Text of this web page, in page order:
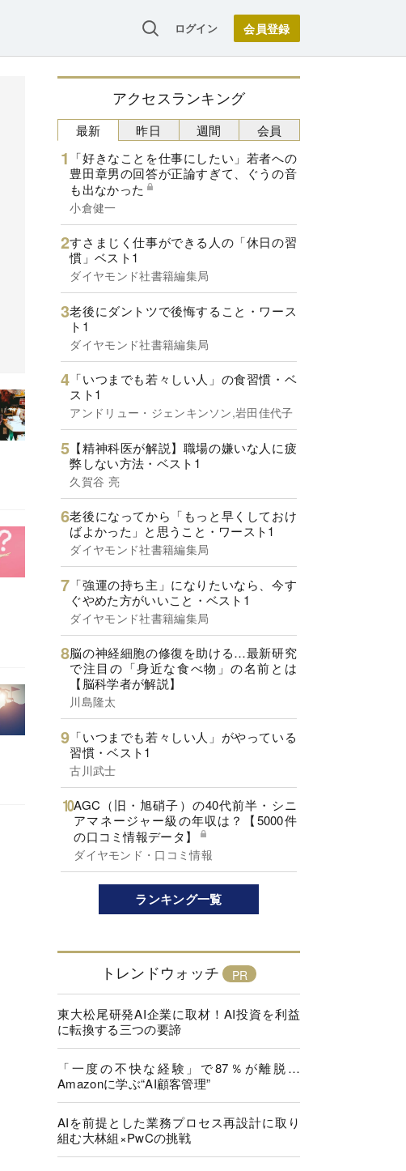
ログイン
アクセスランキング
最新
「好きなことを仕事にしたい」若者への
豊田章男の回答が正論すぎて、ぐうの音
も出なかった
小倉健一
すさまじく仕事ができる人の「休日の習
慣」ベスト1
ダイヤモンド社書籍編集局
老後にダントツで後悔すること・ワース
ト1
ダイヤモンド社書籍編集局
「いつまでも若々しい人」の食習慣・ベ
スト1
アンドリュー・ジェンキンソン,岩田佳代子
【精神科医が解説】職場の嫌いな人に疲
弊しない方法・ベスト1
久賀谷 亮
老後になってから「もっと早くしておけ
ばよかった」と思うこと・ワースト1
ダイヤモンド社書籍編集局
「強運の持ち主」になりたいなら、今す
ぐやめた方がいいこと・ベスト1
ダイヤモンド社書籍編集局
脳の神経細胞の修復を助ける…最新研究
で注目の「身近な食べ物」の名前とは
【脳科学者が解説】
川島隆太
「いつまでも若々しい人」がやっている
習慣・ベスト1
古川武士
AGC（旧・旭硝子）の40代前半・シニ
アマネージャー級の年収は？【5000件
の口コミ情報データ】
ダイヤモンド・口コミ情報
昨日 週間 会員
ランキング一覧
トレンドウォッチ
東大松尾研発AI企業に取材！AI投資を利益
に転換する三つの要諦
「一度の不快な経験」で87％が離脱…
Amazonに学ぶ“AI顧客管理”
AIを前提とした業務プロセス再設計に取り
組む大林組×PwCの挑戦